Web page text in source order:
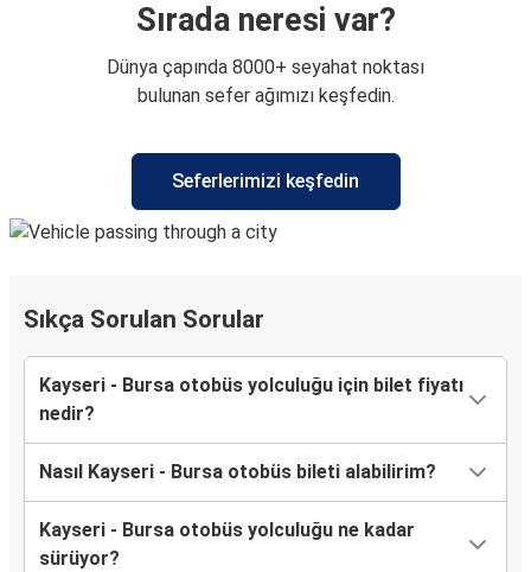
Sırada neresi var?
Dünya çapında 8000+ seyahat noktası
bulunan sefer ağımızı keşfedin.
Seferlerimizi keşfedin
Sıkça Sorulan Sorular
Kayseri - Bursa otobüs yolculuğu için bilet fiyatı
nedir?
Nasıl Kayseri - Bursa otobüs bileti alabilirim?
Kayseri - Bursa otobüs yolculuğu ne kadar
sürüyor?